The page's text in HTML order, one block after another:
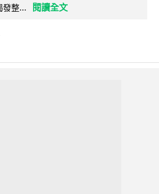
發整...
閱讀全文